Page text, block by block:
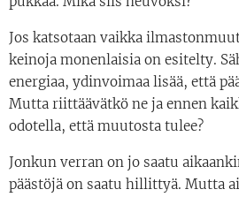
Jos katsotaan vaikka
keinoja monenlaisia on esitelty.
energiaa, ydinvoimaa lisää, että
Mutta riittäävätkö ne ja ennen
odotella, että muutosta tulee?
Jonkun verran on jo saatu
päästöjä on saatu hillittyä. Mutta